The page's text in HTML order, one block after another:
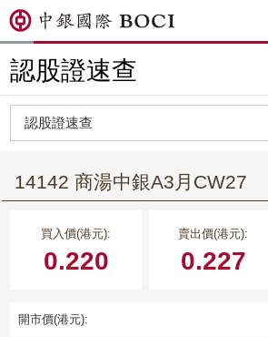
認股證速查
14142 商湯中銀A3月CW27
買入價(港元):
0.220
賣出價(港元):
0.227
開市價(港元):